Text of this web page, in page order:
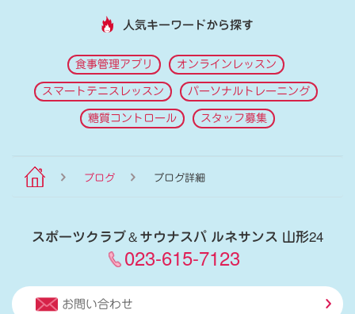
人気キーワードから探す
食事管理アプリ オンラインレッスン
スマートテニスレッスン パーソナルトレーニング
糖質コントロール スタッフ募集
ブログ ブログ詳細
スポーツクラブ＆サウナスパ ルネサンス 山形24
023-615-7123
お問い合わせ